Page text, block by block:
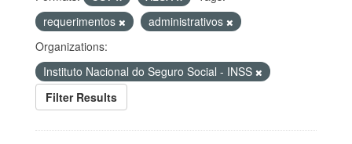
requerimentos
administrativos
Organizations:
Instituto Nacional do Seguro Social - INSS
Filter Results